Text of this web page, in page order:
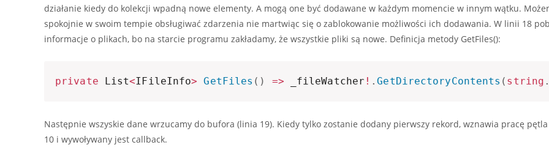
działanie kiedy do kolekcji wpadną nowe elementy. A mogą one być dodawane w każdym momencie w innym wątku.
spokojnie w swoim tempie obsługiwać zdarzenia nie martwiąc się o zablokowanie możliwości ich dodawania. W linii 18
informacje o plikach, bo na starcie programu zakładamy, że wszystkie pliki są nowe. Definicja metody GetFiles():
private List<IFileInfo> GetFiles ( ) => _fileWatcher ! .GetDirectoryContents ( string .
Następnie wszyskie dane wrzucamy do bufora (linia 19). Kiedy tylko zostanie dodany pierwszy rekord, wznawia pracę
10 i wywoływany jest callback.